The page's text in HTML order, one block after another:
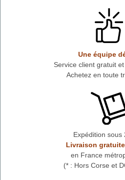
Une équipe
Service client gratuit
Achetez en toute
Expédition sous
Livraison
en France
(* : Hors Corse et